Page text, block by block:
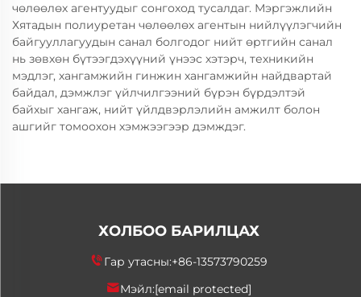
чөлөөлөх агентуудыг сонгоход тусалдаг. Мэргэжлийн
Хятадын полиуретан чөлөөлөх агентын нийлүүлэгчийн
байгууллагуудын санал болгодог нийт өртгийн санал
нь зөвхөн бүтээгдэхүүний үнээс хэтэрч, техникийн
мэдлэг, хангамжийн гинжин хангамжийн найдвартай
байдал, дэмжлэг үйлчилгээний бүрэн бүрдэлтэй
байхыг хангаж, нийт үйлдвэрлэлийн амжилт болон
ашгийг томоохон хэмжээгээр дэмждэг.
ХОЛБОО БАРИЛЦАХ
Гар утасны:+86-13573790259
Мэйл:[email protected]